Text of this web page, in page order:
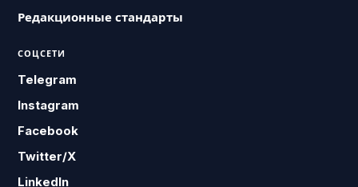
Редакционные стандарты
СОЦСЕТИ
Telegram
Instagram
Facebook
Twitter/X
LinkedIn